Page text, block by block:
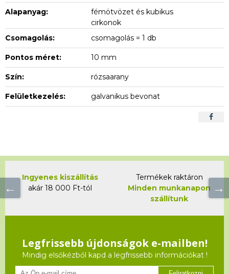
Alapanyag:
fémötvözet és kubikus
cirkonok
Csomagolás:
csomagolás = 1 db
Pontos méret: 10 mm
Szín: rózsaarany
Felületkezelés: galvanikus bevonat
Ingyenes kiszállítás
akár 18 000 Ft-tól
Termékek raktáron
Minden munkanapon
szállítunk
Legfrissebb újdonságok e-mailben!
Mindig elsőkézből kapd a legfrissebb információkat !